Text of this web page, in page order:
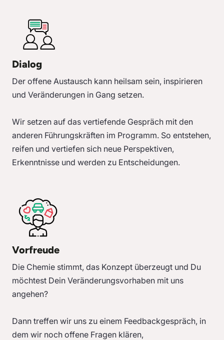
Dialog
Der offene Austausch kann heilsam sein, inspirieren
und Veränderungen in Gang setzen.
Wir setzen auf das vertiefende Gespräch mit den
anderen Führungskräften im Programm. So entstehen,
reifen und vertiefen sich neue Perspektiven,
Erkenntnisse und werden zu Entscheidungen.
Vorfreude
Die Chemie stimmt, das Konzept überzeugt und Du
möchtest Dein Veränderungsvorhaben mit uns
angehen?
Dann treffen wir uns zu einem Feedbackgespräch, in
dem wir noch offene Fragen klären,